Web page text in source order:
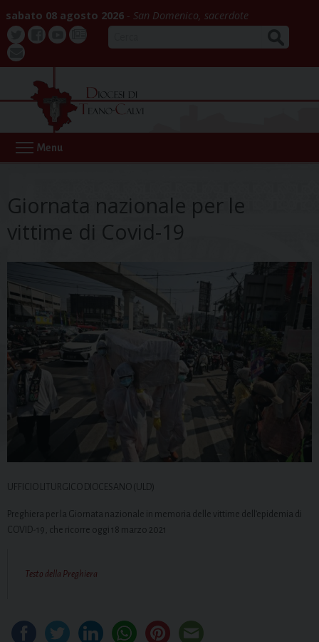
content
sabato 08 agosto 2026 San Domenico, sacerdote
Twitter
Buona
webmail
Menu
Giornata nazionale per le
vittime di Covid-19
UFFICIO LITURGICO DIOCESANO (ULD)
Preghiera per la Giornata nazionale in memoria delle vittime dell’epidemia di
COVID-19, che ricorre oggi 18 marzo 2021
Testo della Preghiera